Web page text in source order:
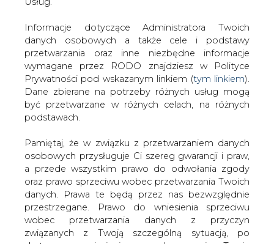
danych. Prawa te będą przez nas bezwzględnie
przestrzegane. Prawo do wniesienia sprzeciwu
wobec przetwarzania danych z przyczyn
związanych z Twoją szczególną sytuacją, po
skutecznym wniesieniu prawa do sprzeciwu Twoje
dane nie będą przetwarzane o ile nie będzie istnieć
ważna prawnie uzasadniona podstawa do
przetwarzania, nadrzędna wobec Twoich interesów,
praw i wolności lub podstawa do ustalenia,
dochodzenia lub obrony roszczeń. Twoje dane nie
będą przetwarzane w celu marketingu własnego
po zgłoszeniu sprzeciwu. Jeżeli więc nie zgadzasz
się z naszą oceną niezbędności przetwarzania
Twoich danych lub masz inne zastrzeżenia w tym
zakresie, koniecznie zgłoś sprzeciw lub prześlij nam
swoje zastrzeżenia na adres Inspektora Ochrony
Danych Osobowych pod adres
iod@are.waw.pl
Wycofanie zgody nie wpływa na zgodność z
prawem przetwarzania dokonanego przed jej
według PAP, premier Litwy.
Na razie Polskie Sieci Elektroenergetyczne (PSE), w gestii
których znajduje się pożądana przez Litwę inwestycja,
wydają się odporne na naciski.
— Nasze stanowisko nie uległo zmianie. Inwestycja musi
się opłacać, a ta się nie opłaci. Unia popiera projekt, ale w
wymiarze finansowym to poparcie jest za słabe — sięga
około 10 proc. nakładów. To kwota nie do pogardzenia,
przyszłości budowa mostu może stać się opłacalna, ale
trudno powiedzieć, kiedy to nastąpi — uważa Stanisław
Dobrzański, prezes PSE.
Jak podaje PAP, ostateczną decyzję w sprawie mostu
litewski rząd chce podjąć w czerwcu, gdy będzie znany
budżet UE na lata 2007-13. Być może Litwini liczą na
większe finansowe zaangażowanie Unii. Według PAP, na